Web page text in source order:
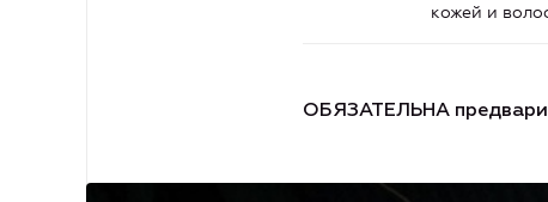
кожей и
ОБЯЗАТЕЛЬНА